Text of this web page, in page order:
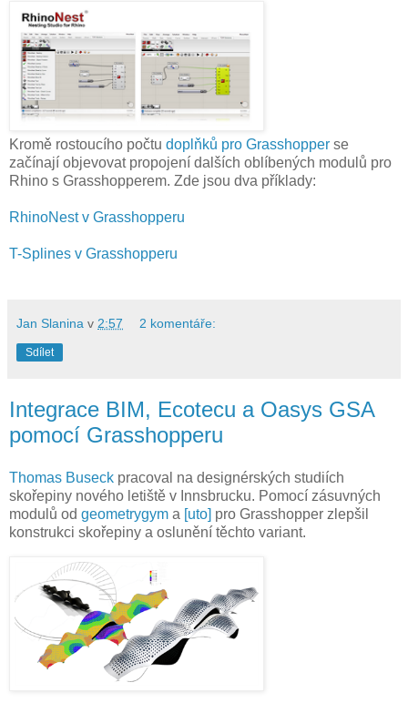
Kromě rostoucího počtu doplňků pro Grasshopper se
začínají objevovat propojení dalších oblíbených modulů pro
Rhino s Grasshopperem. Zde jsou dva příklady:
RhinoNest v Grasshopperu
T-Splines v Grasshopperu
Jan Slanina v 2:57 2 komentáře:
Sdílet
Integrace BIM, Ecotecu a Oasys GSA
pomocí Grasshopperu
Thomas Buseck pracoval na designérských studiích
skořepiny nového letiště v Innsbrucku. Pomocí zásuvných
modulů od geometrygym a [uto] pro Grasshopper zlepšil
konstrukci skořepiny a oslunění těchto variant.